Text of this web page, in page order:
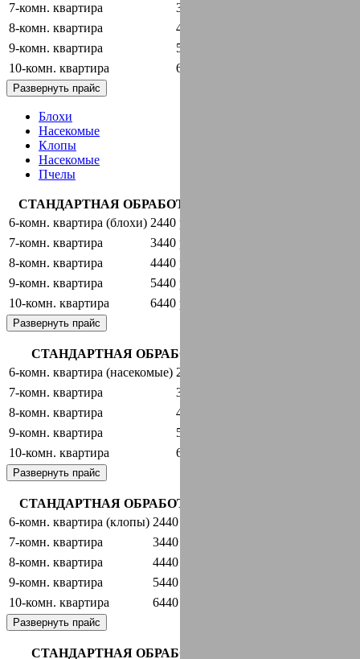
7-комн. квартира 3440 руб.
8-комн. квартира 4440 руб.
9-комн. квартира 5440 руб.
10-комн. квартира 6440 руб.
Развернуть прайс
Блохи
Насекомые
Клопы
Насекомые
Пчелы
СТАНДАРТНАЯ ОБРАБОТКА + ГАРАНТИЯ
6-комн. квартира (блохи) 2440 руб.
7-комн. квартира 3440 руб.
8-комн. квартира 4440 руб.
9-комн. квартира 5440 руб.
10-комн. квартира 6440 руб.
Развернуть прайс
СТАНДАРТНАЯ ОБРАБОТКА + ГАРАНТИЯ
6-комн. квартира (насекомые) 2440 руб.
7-комн. квартира 3440 руб.
8-комн. квартира 4440 руб.
9-комн. квартира 5440 руб.
10-комн. квартира 6440 руб.
Развернуть прайс
СТАНДАРТНАЯ ОБРАБОТКА + ГАРАНТИЯ
6-комн. квартира (клопы) 2440 руб.
7-комн. квартира 3440 руб.
8-комн. квартира 4440 руб.
9-комн. квартира 5440 руб.
10-комн. квартира 6440 руб.
Развернуть прайс
СТАНДАРТНАЯ ОБРАБОТКА + ГАРАНТИЯ